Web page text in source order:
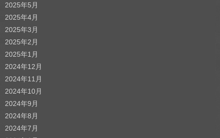
2025年5月
2025年4月
2025年3月
2025年2月
2025年1月
2024年12月
2024年11月
2024年10月
2024年9月
2024年8月
2024年7月